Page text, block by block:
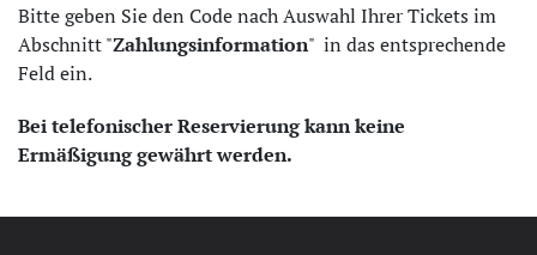
Bitte geben Sie den Code nach Auswahl Ihrer Tickets im
Abschnitt "Zahlungsinformation" in das entsprechende
Feld ein.
Bei telefonischer Reservierung kann keine
Ermäßigung gewährt werden.